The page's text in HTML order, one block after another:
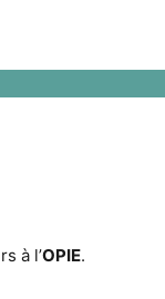
à l’OPIE.